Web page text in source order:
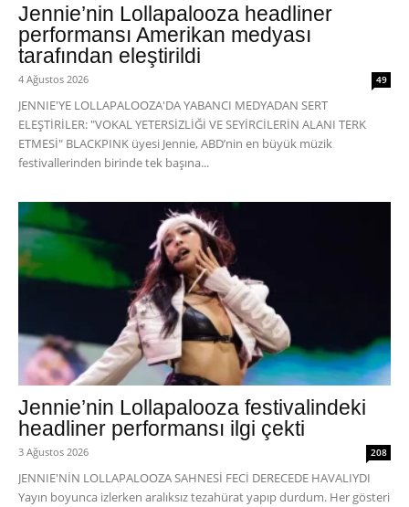
Jennie’nin Lollapalooza headliner
performansı Amerikan medyası
tarafından eleştirildi
4 Ağustos 2026 49
JENNIE'YE LOLLAPALOOZA'DA YABANCI MEDYADAN SERT
ELEŞTİRİLER: "VOKAL YETERSİZLİĞİ VE SEYİRCİLERİN ALANI TERK
ETMESİ" BLACKPINK üyesi Jennie, ABD’nin en büyük müzik
festivallerinden birinde tek başına...
Jennie’nin Lollapalooza festivalindeki
headliner performansı ilgi çekti
3 Ağustos 2026 208
JENNIE'NİN LOLLAPALOOZA SAHNESİ FECİ DERECEDE HAVALIYDI
Yayın boyunca izlerken aralıksız tezahürat yapıp durdum. Her gösteri